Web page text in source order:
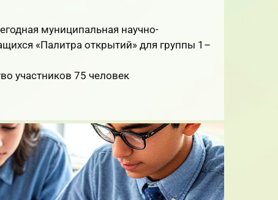
муниципальная научно-
«Палитра открытий» для группы 1–
участников 75 человек